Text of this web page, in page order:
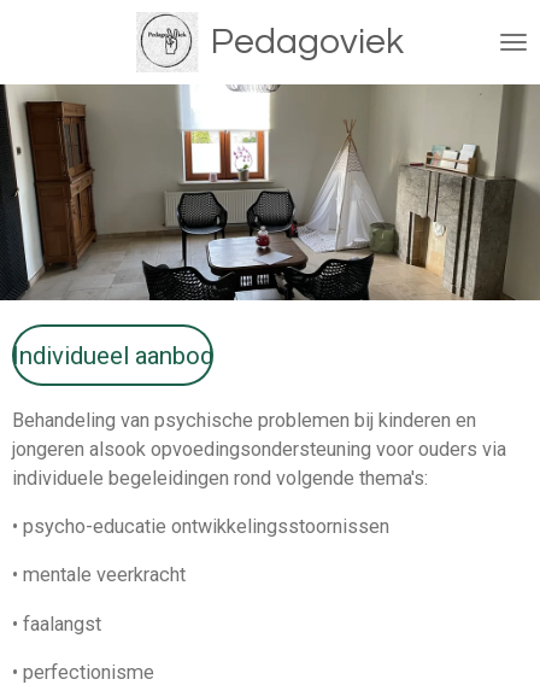
naar
de
hoofdinhoud
Pedagoviek
Individueel aanbod
Behandeling van psychische problemen bij kinderen en
jongeren alsook opvoedingsondersteuning voor ouders via
individuele begeleidingen rond volgende thema's:
• psycho-educatie ontwikkelingsstoornissen
• mentale veerkracht
• faalangst
• perfectionisme